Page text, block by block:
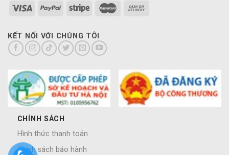
KẾT NỐI VỚI CHÚNG TÔI
CHÍNH SÁCH
Hình thức thanh toán
Chính sách bảo hành